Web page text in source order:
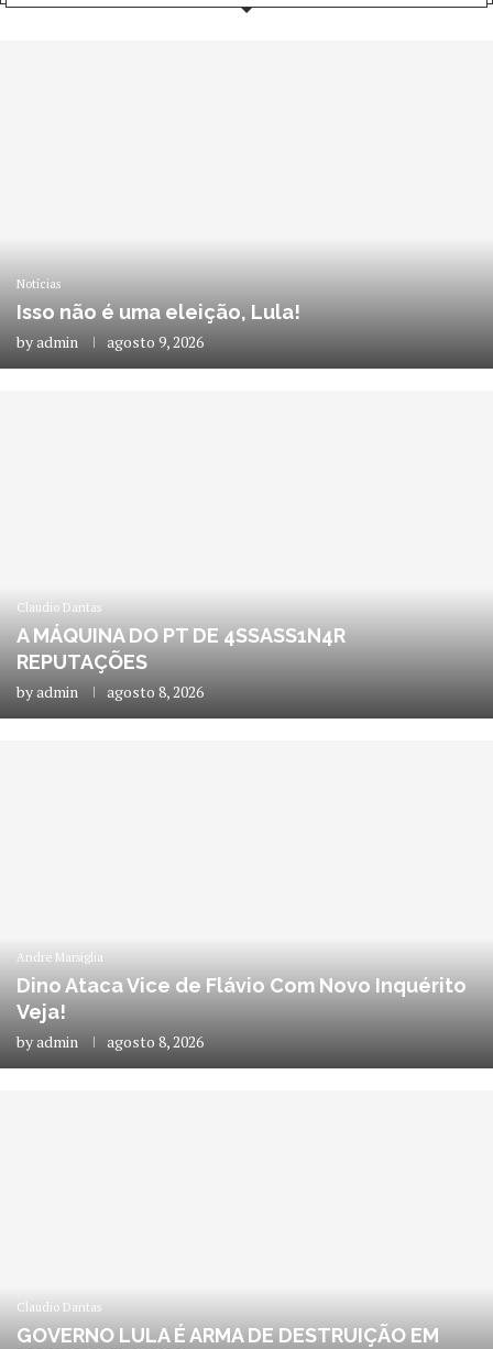
Notícias
Isso não é uma eleição, Lula!
byadmin agosto 9, 2026
Claudio Dantas
A MÁQUINA DO PT DE 4SSASS1N4R
REPUTAÇÕES
byadmin agosto 8, 2026
Andre Marsiglia
Dino Ataca Vice de Flávio Com Novo Inquérito
Veja!
byadmin agosto 8, 2026
Claudio Dantas
GOVERNO LULA É ARMA DE DESTRUIÇÃO EM